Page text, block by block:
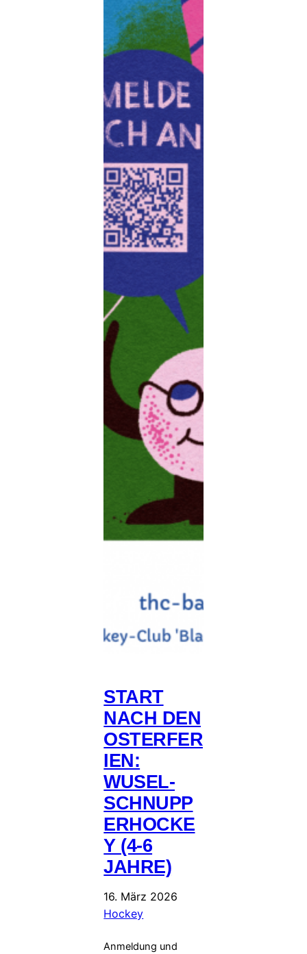
START
NACH DEN
OSTERFER
IEN:
WUSEL-
SCHNUPP
ERHOCKE
Y (4-6
JAHRE)
16. März 2026
Hockey
Anmeldung und